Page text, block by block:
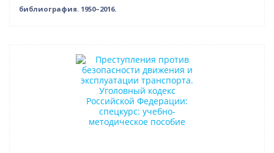
библиография. 1950–2016.